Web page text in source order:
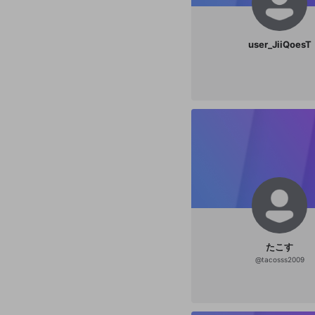
user_JiiQoesT
たこす
@tacosss2009